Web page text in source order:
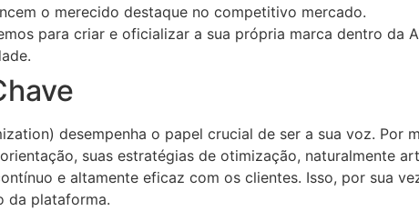
o merecido destaque no competitivo mercado.
para criar e oficializar a sua própria marca dentro da
desempenha o papel crucial de ser a sua voz. Por
suas estratégias de otimização, naturalmente
e altamente eficaz com os clientes. Isso, por sua
da plataforma.